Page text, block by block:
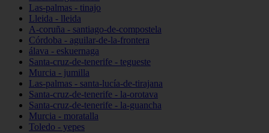
Las-palmas - tinajo
Lleida - lleida
A-coruña - santiago-de-compostela
Córdoba - aguilar-de-la-frontera
álava - eskuernaga
Santa-cruz-de-tenerife - tegueste
Murcia - jumilla
Las-palmas - santa-lucía-de-tirajana
Santa-cruz-de-tenerife - la-orotava
Santa-cruz-de-tenerife - la-guancha
Murcia - moratalla
Toledo - yepes